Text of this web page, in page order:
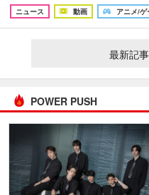
ニュース
動画 アニメ/ゲ
最新記
POWER PUSH